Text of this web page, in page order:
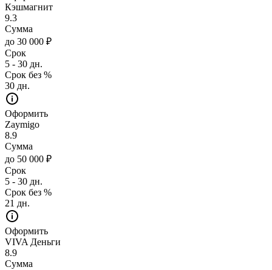
Кэшмагнит
9.3
Сумма
до 30 000 ₽
Срок
5 - 30 дн.
Срок без %
30 дн.
Оформить
Zaymigo
8.9
Сумма
до 50 000 ₽
Срок
5 - 30 дн.
Срок без %
21 дн.
Оформить
VIVA Деньги
8.9
Сумма